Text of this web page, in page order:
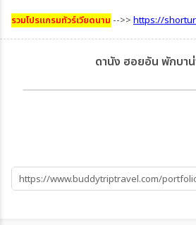
รวมโปรแกรมทัวร์เวียดนาม -->> https://
ดานัง ฮอยอัน พักบา